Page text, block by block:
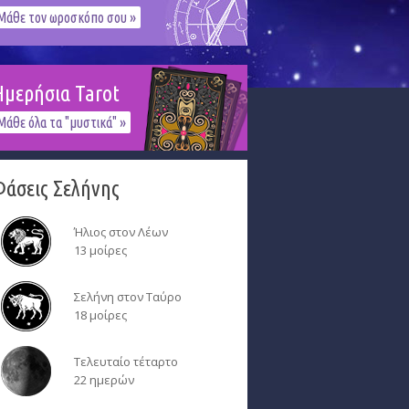
τον ωροσκόπο σου »
Tarot
όλα τα "μυστικά" »
Σελήνης
Ήλιος στον Λέων
13 μοίρες
Σελήνη στον Ταύρο
18 μοίρες
Τελευταίο τέταρτο
22 ημερών